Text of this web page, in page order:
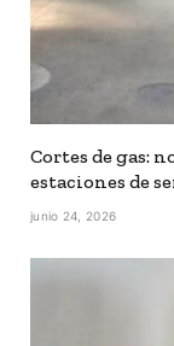
Cortes de gas:
estaciones de
junio 24, 2026